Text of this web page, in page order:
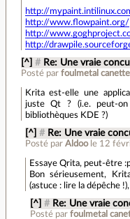
http://
http://www.flowpaint.org/
http://
http://
[^] # Re: Une vraie
Posté par foulmetal canette
Krita est-elle une
juste Qt ? (i.e. peut-
bibliothèques KDE ?)
[^] # Re: Une vraie
Posté parAldoo le 12
Essaye Qrita, peut-être
Bon sérieusement,
(astuce : lire la dépêche
[^] # Re: Une vraie
Posté par foulmetal